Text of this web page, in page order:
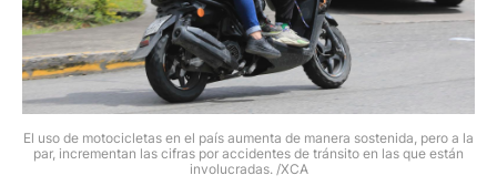
El uso de motocicletas en el país aumenta de manera sostenida, pero a la
par, incrementan las cifras por accidentes de tránsito en las que están
involucradas. /XCA